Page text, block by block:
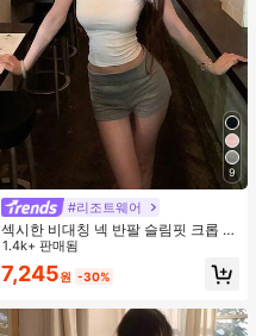
9
#리조트웨어
섹시한 비대칭 넥 반팔 슬림핏 크롭 탑
화이트 여름
1.4k+ 판매됨
7,245원 -30%